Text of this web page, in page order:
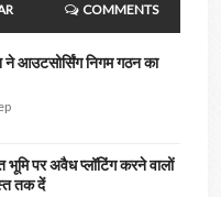
COMMENTS
ने आउटसोर्सिंग निगम गठन का
भूमि पर अवैध प्लॉटिंग करने वालों
तक दें